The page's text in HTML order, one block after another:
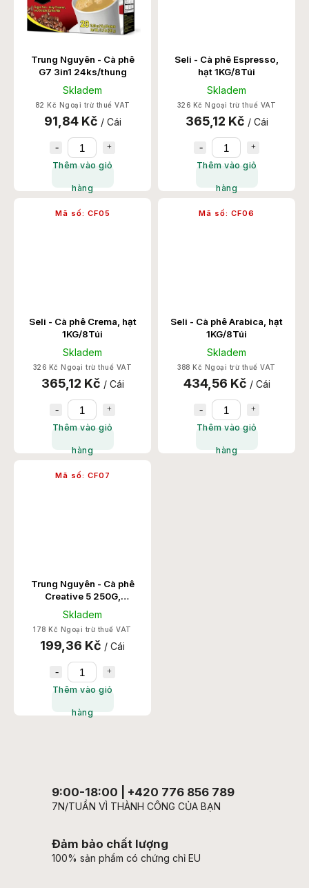
Trung Nguyên - Cà phê
G7 3in1 24ks/thung
Skladem
82 Kč Ngoại trừ thuế VAT
91,84 Kč / Cái
Thêm vào giỏ
hàng
Seli - Cà phê Espresso,
hạt 1KG/8Túi
Skladem
326 Kč Ngoại trừ thuế VAT
365,12 Kč / Cái
Thêm vào giỏ
hàng
Seli - Cà phê Crema, hạt
1KG/8Túi
Skladem
326 Kč Ngoại trừ thuế VAT
365,12 Kč / Cái
Thêm vào giỏ
hàng
Mã số: CF05
Seli - Cà phê Arabica, hạt
1KG/8Túi
Skladem
388 Kč Ngoại trừ thuế VAT
434,56 Kč / Cái
Thêm vào giỏ
hàng
Mã số: CF06
Trung Nguyên - Cà phê
Creative 5 250G,
40Hop/T
Skladem
178 Kč Ngoại trừ thuế VAT
199,36 Kč / Cái
Thêm vào giỏ
hàng
Mã số: CF07
9:00-18:00 | +420 776 856 789
7N/TUẦN VÌ THÀNH CÔNG CỦA BẠN
Đảm bảo chất lượng
100% sản phẩm có chứng chỉ EU